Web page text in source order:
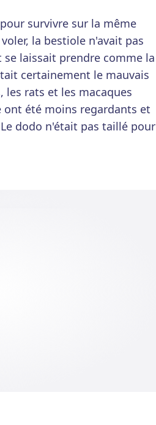
survivre sur la même
la bestiole n'avait pas
laissait prendre comme la
certainement le mauvais
les rats et les macaques
été moins regardants et
dodo n'était pas taillé pour